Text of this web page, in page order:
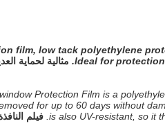
film, low tack polyethylene
Ideal for مثالية لحماية
Protection Film is a
for up to 60 days without
is also UV-resistant, so it فيلم